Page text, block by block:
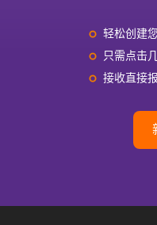
轻松创建
只需点击
接收直接